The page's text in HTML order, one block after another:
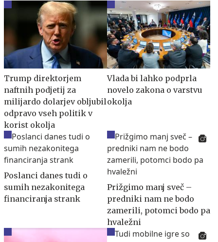
Trump direktorjem
naftnih podjetij za
milijardo dolarjev obljubil
odpravo vseh politik v
korist okolja
Vlada bi lahko podprla
novelo zakona o varstvu
okolja
Poslanci danes tudi o
sumih nezakonitega
financiranja strank
Prižgimo manj sveč –
predniki nam ne bodo
zamerili, potomci bodo pa
hvaležni